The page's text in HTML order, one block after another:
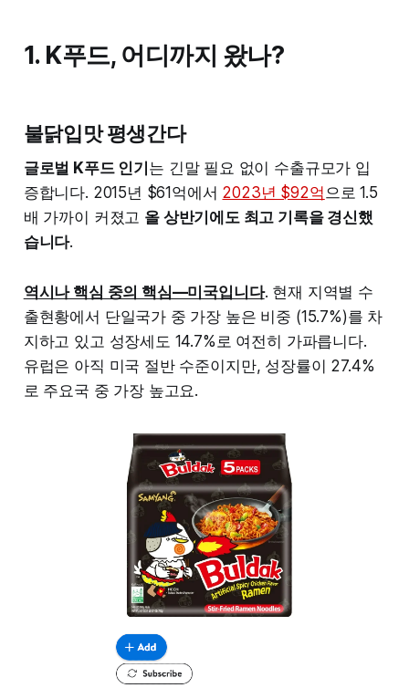
1. K푸드, 어디까지 왔나?
불닭입맛 평생간다
글로벌 K푸드 인기 는 긴말 필요 없이 수출규모가 입
증합니다. 2015년 $61억에서 2023년 $92억으로 1.5
배 가까이 커졌고 올 상반기에도 최고 기록을 경신했
습니다.
역시나 핵심 중의 핵심—미국입니다. 현재 지역별 수
출현황에서 단일국가 중 가장 높은 비중 (15.7%)를 차
지하고 있고 성장세도 14.7%로 여전히 가파릅니다.
유럽은 아직 미국 절반 수준이지만, 성장률이 27.4%
로 주요국 중 가장 높고요.